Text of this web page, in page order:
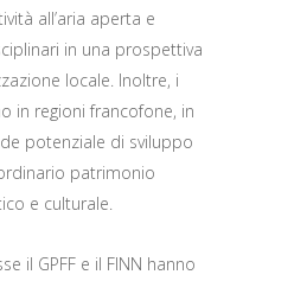
all’aria aperta e
in una prospettiva
locale. Inoltre, i
in regioni francofone, in
potenziale di sviluppo
patrimonio
e culturale.
il GPFF e il FINN hanno